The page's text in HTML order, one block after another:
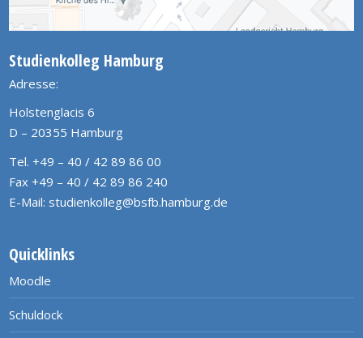
Studienkolleg Hamburg
Adresse:
Holstenglacis 6
D – 20355 Hamburg
Tel. +49 – 40 / 42 89 86 00
Fax +49 – 40 / 42 89 86 240
E-Mail: studienkolleg@bsfb.hamburg.de
Quicklinks
Moodle
Schuldock